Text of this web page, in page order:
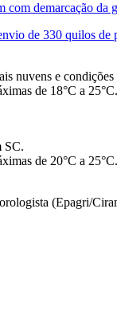
demarcação da
de 330 quilos de
nuvens e
de 18°C a 25°C.
SC.
de 20°C a 25°C.
(Epagri/